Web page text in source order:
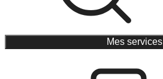
Mes services